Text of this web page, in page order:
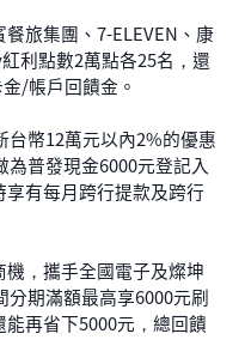
旅集團、7-ELEVEN、康
利點數2萬點各25名，還
/帳戶回饋金。
幣12萬元以內2%的優惠
普發現金6000元登記入
有每月跨行提款及跨行
，攜手全國電子及燦坤
期滿額最高享6000元刷
再省下5000元，總回饋